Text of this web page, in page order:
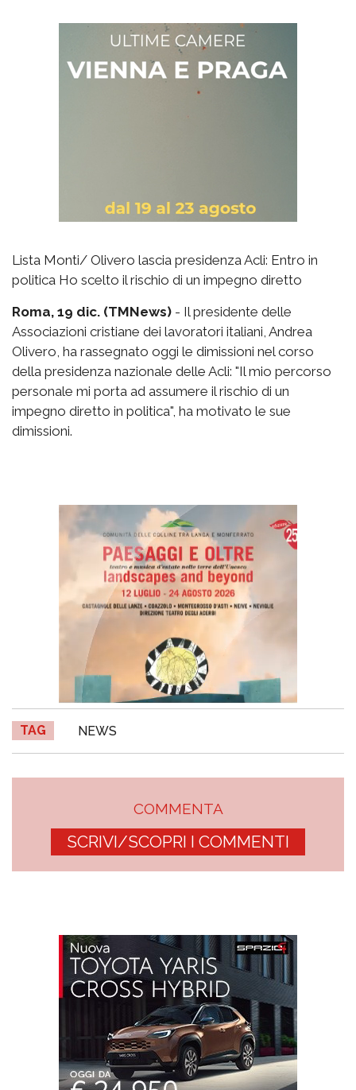
Lista Monti/ Olivero lascia presidenza Acli: Entro in
politica Ho scelto il rischio di un impegno diretto
Roma, 19 dic. (TMNews) - Il presidente delle
Associazioni cristiane dei lavoratori italiani, Andrea
Olivero, ha rassegnato oggi le dimissioni nel corso
della presidenza nazionale delle Acli: "Il mio percorso
personale mi porta ad assumere il rischio di un
impegno diretto in politica", ha motivato le sue
dimissioni.
TAG NEWS
COMMENTA
SCRIVI/SCOPRI I COMMENTI